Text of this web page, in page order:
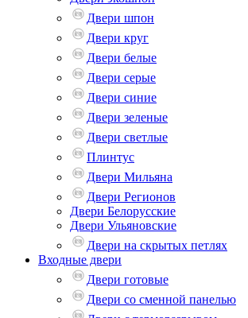
Двери шпон
Двери круг
Двери белые
Двери серые
Двери синие
Двери зеленые
Двери светлые
Плинтус
Двери Мильяна
Двери Регионов
Двери Белорусские
Двери Ульяновские
Двери на скрытых петлях
Входные двери
Двери готовые
Двери со сменной панелью